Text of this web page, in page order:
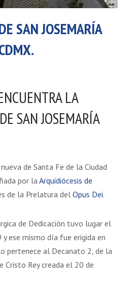
SAN JOSEMARÍA
LA
SAN JOSEMARÍA
de Santa Fe de la Ciudad
por la Arquidiócesis de
de la Prelatura del Opus Dei.
de Dedicación tuvo lugar el
ese mismo día fue erigida en
pertenece al Decanato 2, de la
Cristo Rey creada el 20 de